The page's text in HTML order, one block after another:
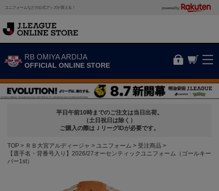
ユニフォームなどの公式グッズが買える！ powered by
RB OMIYA ARDIJA
OFFICIAL ONLINE STORE
平日午前10時までのご注文は当日出荷。
（土日祝日は除く）
ご購入の際はＪリーグIDが必要です。
TOP ＲＢ大宮アルディージャ ユニフォーム
受注商品
【選手名・背番号入り】2026/27オーセンティックユニフォーム（ゴールキー
パー1st）